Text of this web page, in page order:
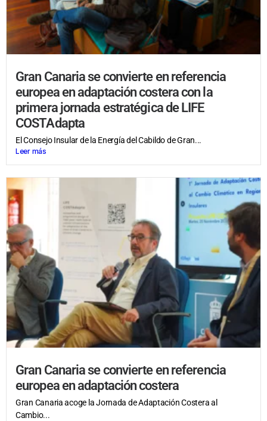
Gran Canaria se convierte en referencia
europea en adaptación costera con la
primera jornada estratégica de LIFE
COSTAdapta
El Consejo Insular de la Energía del Cabildo de Gran...
Leer más
Gran Canaria se convierte en referencia
europea en adaptación costera
Gran Canaria acoge la Jornada de Adaptación Costera al
Cambio...